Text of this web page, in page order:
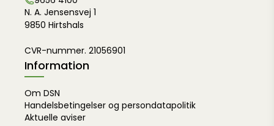
N. A. Jensensvej 1
9850 Hirtshals
CVR-nummer. 21056901
Information
Om DSN
Handelsbetingelser og persondatapolitik
Aktuelle aviser